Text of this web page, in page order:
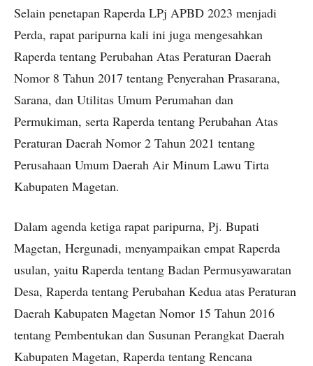
Selain penetapan Raperda LPj APBD 2023 menjadi
Perda, rapat paripurna kali ini juga mengesahkan
Raperda tentang Perubahan Atas Peraturan Daerah
Nomor 8 Tahun 2017 tentang Penyerahan Prasarana,
Sarana, dan Utilitas Umum Perumahan dan
Permukiman, serta Raperda tentang Perubahan Atas
Peraturan Daerah Nomor 2 Tahun 2021 tentang
Perusahaan Umum Daerah Air Minum Lawu Tirta
Kabupaten Magetan.
Dalam agenda ketiga rapat paripurna, Pj. Bupati
Magetan, Hergunadi, menyampaikan empat Raperda
usulan, yaitu Raperda tentang Badan Permusyawaratan
Desa, Raperda tentang Perubahan Kedua atas Peraturan
Daerah Kabupaten Magetan Nomor 15 Tahun 2016
tentang Pembentukan dan Susunan Perangkat Daerah
Kabupaten Magetan, Raperda tentang Rencana